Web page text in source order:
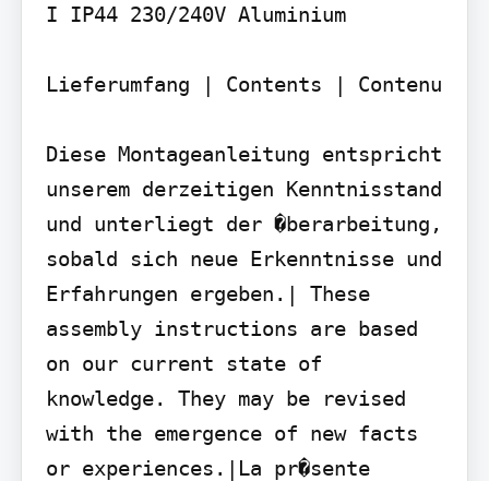
I IP44 230/240V Aluminium
Lieferumfang | Contents | Contenu
Diese Montageanleitung entspricht
unserem derzeitigen Kenntnisstand
und unterliegt der �berarbeitung,
sobald sich neue Erkenntnisse und
Erfahrungen ergeben.| These
assembly instructions are based
on our current state of
knowledge. They may be revised
with the emergence of new facts
or experiences.|La pr�sente